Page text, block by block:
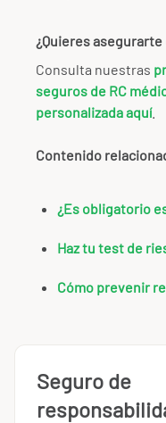
¿Quieres
Consulta nuestras
seguros de RC
personalizada aquí.
Contenido
¿Es obligatorio
Haz tu test de
Cómo prevenir
Seguro de